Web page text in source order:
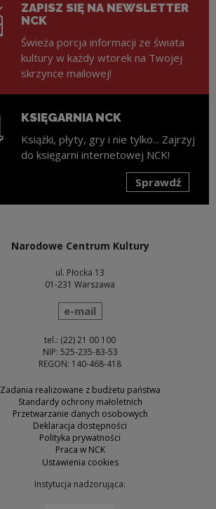
ZAPISZ SIĘ NA NEWSLETTER
NCK
Świeża porcja informacji ze świata
kultury w każdy wtorek na Twojej
skrzynce mailowej!
KSIĘGARNIA NCK
Książki, płyty, gry i nie tylko... Zajrzyj
do księgarni internetowej NCK!
Sprawdź
Narodowe Centrum Kultury
ul. Płocka 13
01-231 Warszawa
wyślij wiadomość
e-mail
tel.: (22) 21 00 100
NIP: 525-235-83-53
REGON: 140-468-418
Zadania realizowane z budżetu państwa
Standardy ochrony małoletnich
Przetwarzanie danych osobowych
Deklaracja dostępności
Polityka prywatności
Praca w NCK
Ustawienia cookies
Instytucja nadzorująca: